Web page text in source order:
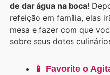
de dar água na boca!
refeição em família, elas
mesa e fazer com que
sobre seus dotes
📱 Favorite o